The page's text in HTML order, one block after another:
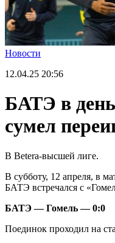
Новости
12.04.25 20:56
БАТЭ в
сумел
В Betera-высшей лиге.
В субботу, 12 апреля, в
БАТЭ встречался с
БАТЭ — Гомель — 0:0
Поединок проходил на